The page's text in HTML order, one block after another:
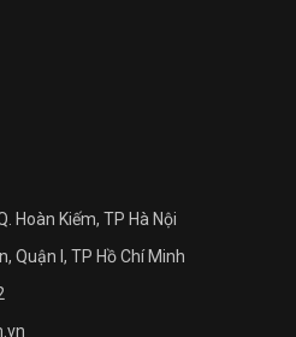
Hoàn Kiếm, TP Hà Nội
Quận I, TP Hồ Chí Minh